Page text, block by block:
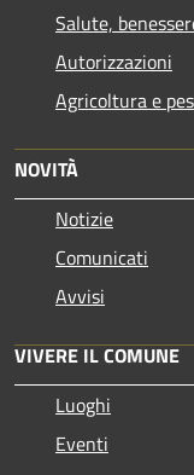
Salute,
Autorizzazioni
Agricoltura e
NOVITÀ
Notizie
Comunicati
Avvisi
VIVERE IL COMUNE
Luoghi
Eventi